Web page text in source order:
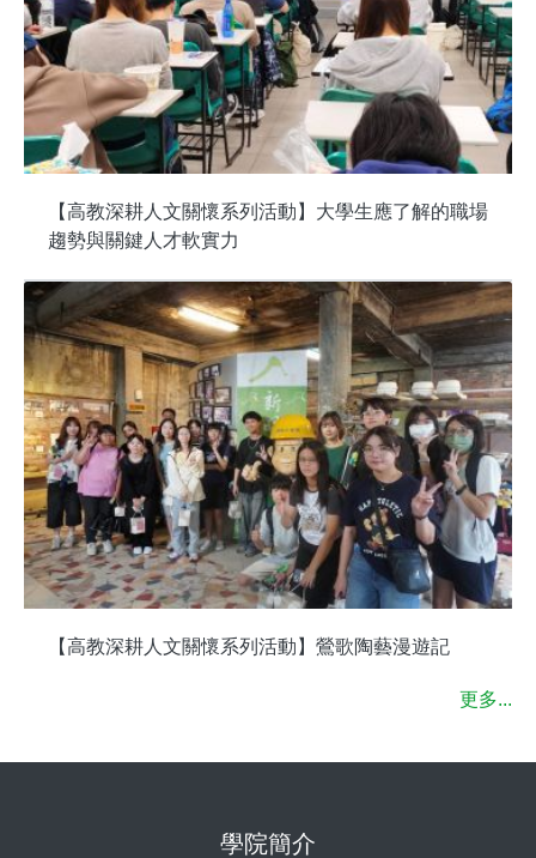
【高教深耕人文關懷系列活動】大學生應了解的職場
趨勢與關鍵人才軟實力
【高教深耕人文關懷系列活動】鶯歌陶藝漫遊記
更多...
學院簡介